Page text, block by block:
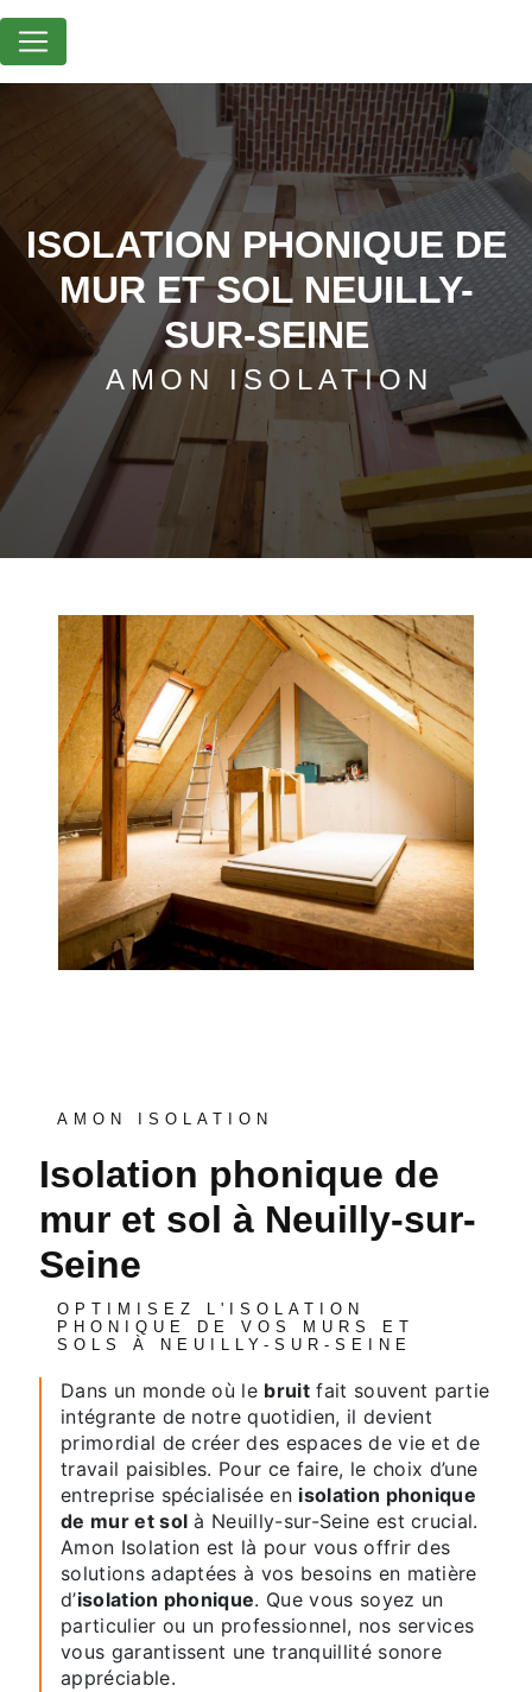
ISOLATION PHONIQUE DE
MUR ET SOL NEUILLY-
SUR-SEINE
AMON ISOLATION
AMON ISOLATION
isolation phonique de
mur et sol à Neuilly-sur-
Seine
OPTIMISEZ L'ISOLATION
PHONIQUE DE VOS MURS ET
SOLS À NEUILLY-SUR-SEINE
Dans un monde où le bruit fait souvent partie
intégrante de notre quotidien, il devient
primordial de créer des espaces de vie et de
travail paisibles. Pour ce faire, le choix d’une
entreprise spécialisée en isolation phonique
de mur et sol à Neuilly-sur-Seine est crucial.
Amon Isolation est là pour vous offrir des
solutions adaptées à vos besoins en matière
d’isolation phonique. Que vous soyez un
particulier ou un professionnel, nos services
vous garantissent une tranquillité sonore
appréciable.
Panneau de gestion des cookies